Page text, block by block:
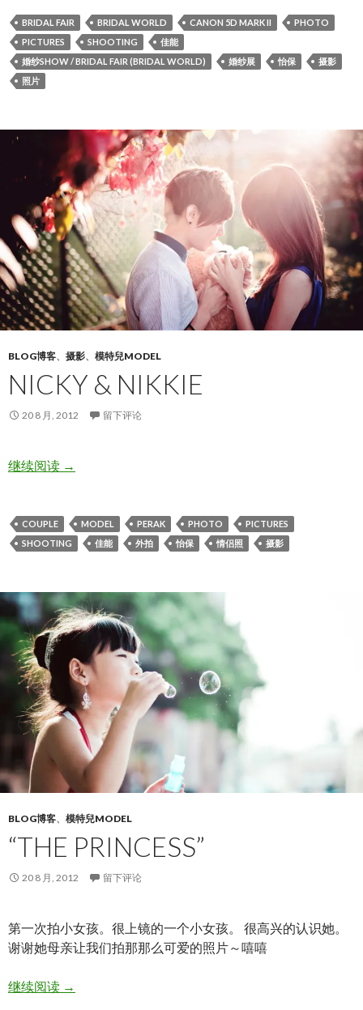
BRIDAL FAIR BRIDAL WORLD CANON 5D MARK II
PHOTO
PICTURES
SHOOTING
佳能
婚纱SHOW / BRIDAL FAIR (BRIDAL WORLD)
婚纱展 怡保
摄影
照片
BLOG博客、 摄影、 模特兒MODEL
NICKY & NIKKIE
20 8 月, 2012 留下评论
继续阅读Nicky & Nikkie
→
COUPLE MODEL PERAK PHOTO
PICTURES
SHOOTING
佳能 外拍 怡保 情侣照 摄影
BLOG博客、 模特兒MODEL
“THE PRINCESS”
20 8 月, 2012 留下评论
第一次拍小女孩。很上镜的一个小女孩。 很高兴的认识她。
谢谢她母亲让我们拍那那么可爱的照片～嘻嘻
继续阅读“The Princess”
→